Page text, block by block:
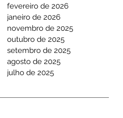
fevereiro de 2026
janeiro de 2026
novembro de 2025
outubro de 2025
setembro de 2025
agosto de 2025
julho de 2025